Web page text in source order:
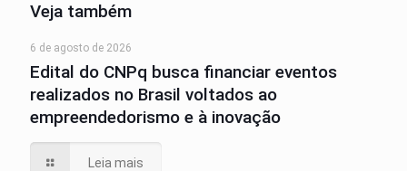
Veja também
6 de agosto de 2026
Edital do CNPq busca financiar eventos
realizados no Brasil voltados ao
empreendedorismo e à inovação
Leia mais